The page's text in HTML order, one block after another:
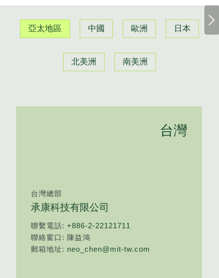
亞太地區 中國 歐洲 日本
北美洲 南美洲
下一頁
台灣
台灣總部
承康科技有限公司
聯繫電話: +886-2-22121711
聯絡窗口: 陳益鴻
郵箱地址: neo_chen@mit-tw.com